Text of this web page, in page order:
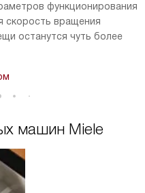
функционирования
скорость вращения
останутся чуть более
машин Miele